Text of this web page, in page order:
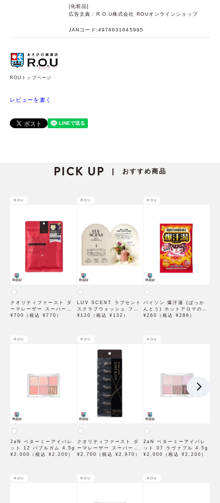
[化粧品]
広告文責：R.O.U株式会社 ROUオンラインショップ
JANコード:4976631645995
ROUトップページ
レビューを書く
PICK UP | おすすめ商品
ROU
クオリティファースト ダ
ーマレーザー スーパーレ
チノール100マスク 7枚入
¥700（税込 ¥770）
ROU
LUV SCENT ラブセント
スクラブウォッシュ フラ
ワーマーケット トライア
¥120（税込 ¥132）
ROU
バイソン 爆汗湯 (ばっか
んとう) ホットアロマの香
り 60g 入浴剤
¥260（税込 ¥286）
ROU
2aN ベターミーアイパレ
ット 12 バブルガム 4.5g
¥2,000（税込 ¥2,200）
ROU
クオリティファースト ダ
ーマレーザー スーパーブ
ラックVC1ショット 28個
¥2,700（税込 ¥2,970）
ROU
2aN ベターミーアイパレ
ット 07 ラヴァブル 4.5g
¥2,000（税込 ¥2,200）
ROU ROU ROU